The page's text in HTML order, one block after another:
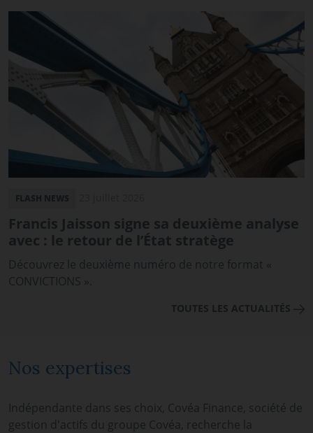
Francis Jaisson signe sa deuxième analyse
avec : le retour de l’État stratège
Découvrez le deuxième numéro de notre format «
CONVICTIONS ».
TOUTES LES ACTUALITÉS
Nos expertises
Indépendante dans ses choix, Covéa Finance, société de
gestion d'actifs du groupe Covéa, recherche la